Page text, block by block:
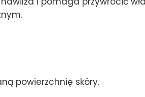
powierzchnię skóry.